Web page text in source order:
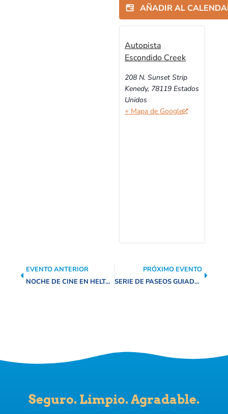
AÑADIR AL
Autopista
Escondido Creek
208 N. Sunset Strip
Kenedy, 78119 Estados
Unidos
+ Mapa de Google
EVENTO ANTERIOR
NOCHE DE CINE EN HELTON REPROGRAMADA PARA EL 19/06/2026
PRÓXIMO EVENTO
SERIE DE PASEOS GUIADOS EN BICICLETA: OBSERVACIÓN DE AVES
Seguro. Limpio. Agradable.